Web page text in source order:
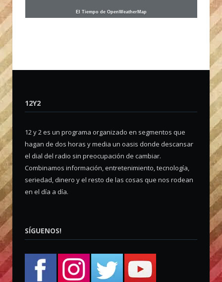
El Tiempo de OpenWeatherMap
12Y2
12 y 2 es un programa organizado en segmentos que
hagan de dos horas y media un oasis donde descansar
el dial del radio sin preocupación de cambiar.
Combinamos información, entretenimiento, tecnología,
seriedad, dinero y el resto de las cosas que nos rodean
en el día a día.
SÍGUENOS!